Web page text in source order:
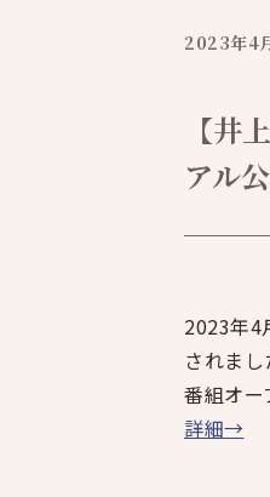
2023年4
【井
アル
2023年4
されまし
番組オー
詳細→